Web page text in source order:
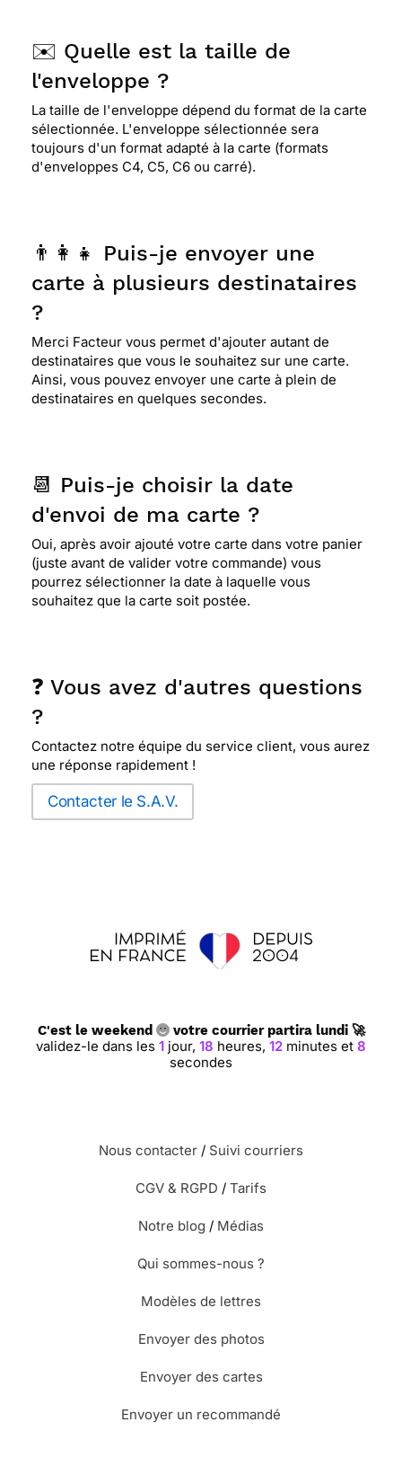
✉️ Quelle est la taille de
l'enveloppe ?
La taille de l'enveloppe dépend du format de la carte
sélectionnée. L'enveloppe sélectionnée sera
toujours d'un format adapté à la carte (formats
d'enveloppes C4, C5, C6 ou carré).
👨‍👩‍👧 Puis-je envoyer une
carte à plusieurs destinataires
?
Merci Facteur vous permet d'ajouter autant de
destinataires que vous le souhaitez sur une carte.
Ainsi, vous pouvez envoyer une carte à plein de
destinataires en quelques secondes.
📆 Puis-je choisir la date
d'envoi de ma carte ?
Oui, après avoir ajouté votre carte dans votre panier
(juste avant de valider votre commande) vous
pourrez sélectionner la date à laquelle vous
souhaitez que la carte soit postée.
❓ Vous avez d'autres questions
?
Contactez notre équipe du service client, vous aurez
une réponse rapidement !
Contacter le S.A.V.
C'est le weekend votre courrier partira lundi 🚀
validez-le dans les1 jour,18 heures,12 minutes et7
secondes
Nous contacter / Suivi courriers
CGV & RGPD / Tarifs
Notre blog / Médias
Qui sommes-nous ?
Modèles de lettres
Envoyer des photos
Envoyer des cartes
Envoyer un recommandé